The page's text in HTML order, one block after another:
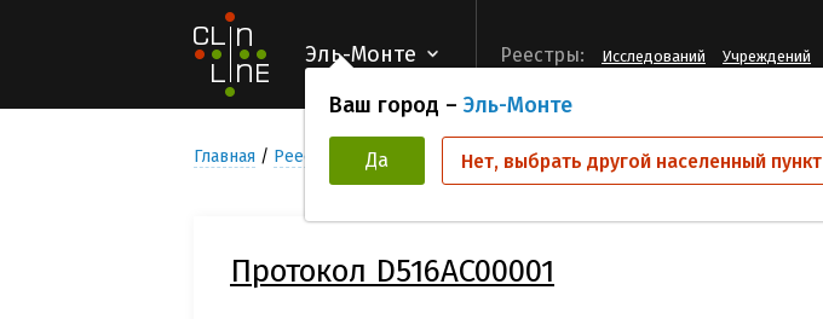
Эль-Монте
Ваш город – Эль-Монте
Да Нет, выбрать другой населенный пункт
Реестры: Исследований Учреждений
Главная Реестр Клинических исследований D516AC00001
Протокол D516AC00001